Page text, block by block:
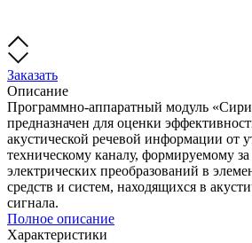
Заказать
Описание
Программно-аппаратный модуль
предназначен для оценки
акустической речевой информации от
техническому каналу, формируемому за
электрических преобразований в
средств и систем, находящихся в
сигнала.
Полное описание
Характеристики